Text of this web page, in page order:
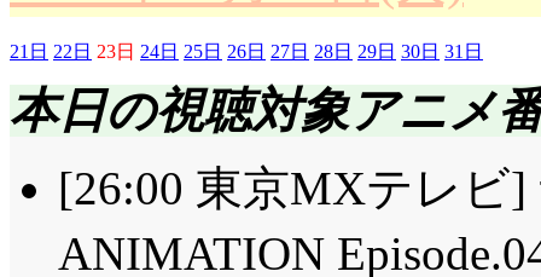
ない想い。蓮治が思
て, 遥かに重大な意味
続いて紘vsみやこ篇
にも惰性で通う, 道に
もっと突き抜けた冒
な(^^;;; TRICK その
の象で。ギャートルズ
被害者からすらツッ
の展開で, やっと明ら
ージ』『日比谷』両
竄しすぎですっ! 昼休
無用の悪党が強いの
(改竄89点), ケイコひ
に改竄したのに……」
るのがケイコじゃ。
21日 22日 23日 24日 25日 26日 27日 28日 29日 30日 31日
本日の視聴対象アニメ
[26:00 東京MXテレビ
ANIMATION